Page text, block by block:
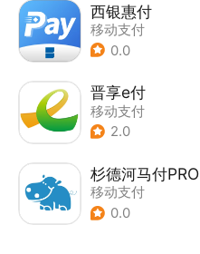
西银惠付
移动支付
0.0
晋享e付
移动支付
2.0
杉德河马付PRO
移动支付
0.0